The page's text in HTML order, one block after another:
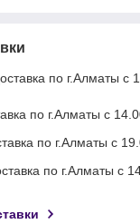
по г.Алматы с
по г.Алматы с
по г.Алматы с
по г.Алматы с